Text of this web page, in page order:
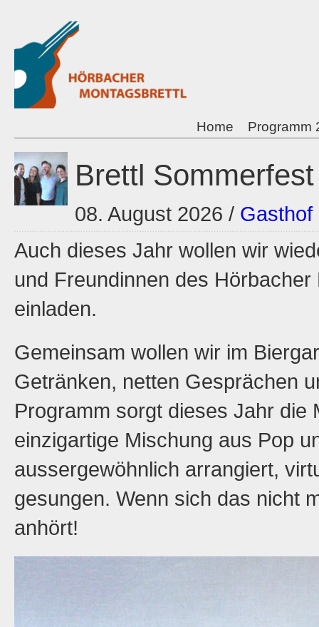
Programm
Home
Brettl
08. August 2026 / Gasthof
Auch dieses Jahr wollen wir
und Freundinnen des
einladen.
Gemeinsam wollen wir im
Getränken, netten Gesprächen
Programm sorgt dieses Jahr die
einzigartige Mischung aus Pop
aussergewöhnlich arrangiert,
gesungen. Wenn sich das nicht
anhört!